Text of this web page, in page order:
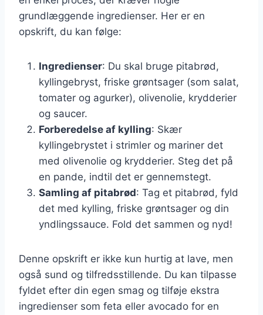
grundlæggende ingredienser. Her er en
opskrift, du kan følge:
Ingredienser: Du skal bruge pitabrød,
kyllingebryst, friske grøntsager (som salat,
tomater og agurker), olivenolie, krydderier
og saucer.
Forberedelse af kylling: Skær
kyllingebrystet i strimler og mariner det
med olivenolie og krydderier. Steg det på
en pande, indtil det er gennemstegt.
Samling af pitabrød: Tag et pitabrød, fyld
det med kylling, friske grøntsager og din
yndlingssauce. Fold det sammen og nyd!
Denne opskrift er ikke kun hurtig at lave, men
også sund og tilfredsstillende. Du kan tilpasse
fyldet efter din egen smag og tilføje ekstra
ingredienser som feta eller avocado for en